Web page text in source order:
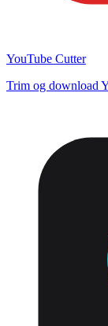
YouTube Cutter
Trim og download